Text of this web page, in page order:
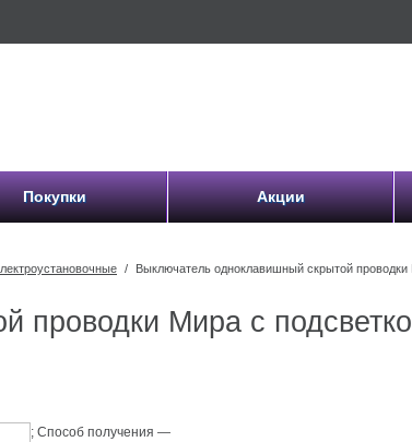
Покупки Акции
/ Выключатель одноклавишный скрытой
проводки Мира с
;Способ получения —